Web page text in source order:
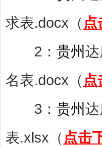
求表.docx（ 点
2： 贵州
名表.docx（ 点
3： 贵州
表.xlsx（ 点击